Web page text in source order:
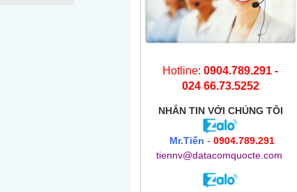
Hotline: 0904.789.291 -
024 66.73.5252
NHẮN TIN VỚI CHÚNG TÔI
Mr.Tiến - 0904.789.291
tiennv@datacomquocte.com